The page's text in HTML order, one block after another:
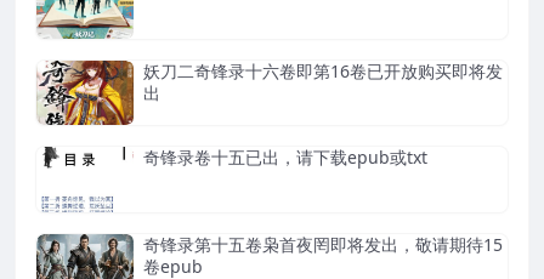
妖刀二奇锋录十六卷即第16卷已开放购买即将发
出
奇锋录卷十五已出，请下载epub或txt
奇锋录第十五卷枭首夜罔即将发出，敬请期待15
卷epub